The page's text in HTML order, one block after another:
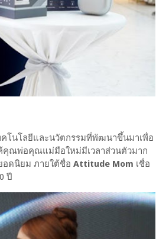
โนโลยีและนวัตกรรมที่พัฒนาขึ้นมาเพื่อ
คุณพ่อคุณแม่มือใหม่มีเวลาส่วนตัวมาก
ดนิยม ภายใต้ชื่อ Attitude Mom เชื่อ
ปี